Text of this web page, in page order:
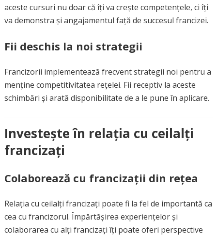
aceste cursuri nu doar că îți va crește competențele, ci îți
va demonstra și angajamentul față de succesul francizei.
Fii deschis la noi strategii
Francizorii implementează frecvent strategii noi pentru a
menține competitivitatea rețelei. Fii receptiv la aceste
schimbări și arată disponibilitate de a le pune în aplicare.
Investește în relația cu ceilalți
francizați
Colaborează cu francizații din rețea
Relația cu ceilalți francizați poate fi la fel de importantă ca
cea cu francizorul. Împărtășirea experiențelor și
colaborarea cu alți francizați îți poate oferi perspective